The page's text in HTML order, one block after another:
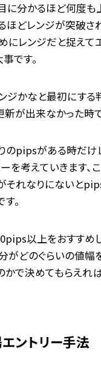
に分かるほど何度も
ほどレンジが突破さ
にレンジだと捉えて
です。
ジかなと最初にする
新が出来なかった時で
のpipsがある時だけ
ーを考えていきます、
それなりにないと
。
以上をおすすめし
がどのぐらいの値幅
かで決めてもらえれ
ントリー手法